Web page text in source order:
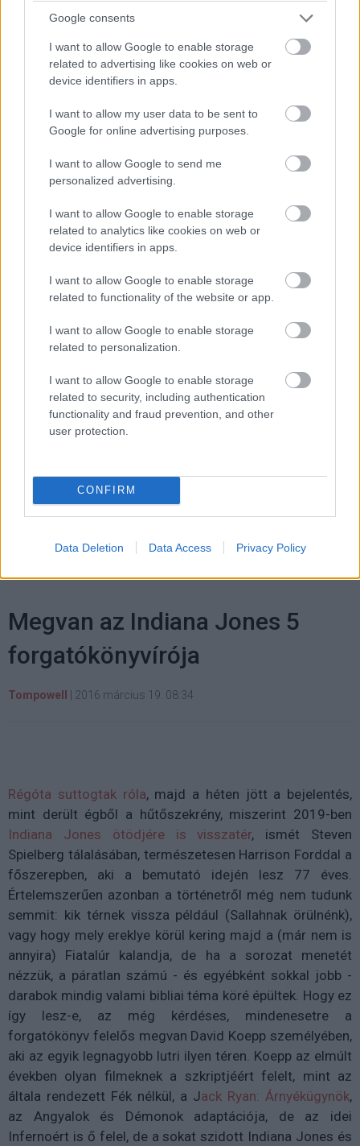
Google consents
I want to allow Google to enable storage
related to advertising like cookies on web or
device identifiers in apps.
I want to allow my user data to be sent to
Google for online advertising purposes.
I want to allow Google to send me
personalized advertising.
I want to allow Google to enable storage
related to analytics like cookies on web or
device identifiers in apps.
I want to allow Google to enable storage
related to functionality of the website or app.
I want to allow Google to enable storage
related to personalization.
I want to allow Google to enable storage
related to security, including authentication
functionality and fraud prevention, and other
user protection.
CONFIRM
Data Deletion Data Access Privacy Policy
rajongók. Dylan OBrien, a Teen Wolf sztárja, és egyben a
Pókember szerepéresúlyosan megsérült a young-adult
sci-fi legújabb részének a forgatása alatt Vancouverben,
Kanadában. Egy félresikerült akciójelenet forgatása
közben egy autó elütötte és több csontja is eltört.
Azonnal kórházba szállították a fiatal színészt, a
forgatást pedig leállították. Ahogy azt viszont nemrég a
filmek alapjául szolgáló regények írója, James Dashner
egy tweetben közölte, szerencsére az ifjú színész nem
szenvedett életveszélyes sérüléseket. Az útvesztő:
Halálkúra - amely csodával határos módon nem két
részre bontva érkezik - bemutatója 2017. február 17-én
lenne esedékes, de OBrien sérülése és a forgatás
leállása miatt lehet, hogy a gyártó 20th Century
távolból is mihamarabbi felépülést kívánunk!
I just want to let everyone know that yes, Dylan
was hurt, but that he’s going to be okay. Not life
threatening in any way.
— James Dashner (@jamesdashner)
that matters now is that Dylan recovers. We love you,
Dylan!!! — James Dashner (@jamesdashner)
március 18.
Megvan az Indiana Jones 5
forgatókönyvírója
Tompowell 2016 március 19. 08:34
Régóta suttogtak róla, majd a héten jött a bejelentés,
mint derült égből a hűtőszekrény, miszerint 2019-ben
Indiana Jones ötödjére is visszatér, ismét Steven
Spielberg tálalásában, természetesen Harrison Forddal a
főszerepben, aki a bemutató idején lesz 77 éves.
Értelemszerűen azonban a történetről még nem tudunk
semmit: kik térnek vissza például (Sallahnak örülnénk),
vagy hogy mely ereklye körül kering majd a (már nem is
annyira) Fiatalúr kalandja, de ha a sorozat menetét
nézzük, a páratlan számú - és egyébként sokkal jobb -
darabok mindig valami bibliai téma köré épültek. Hogy ez
így lesz-e, az még kérdéses, mindenesetre a
forgatókönyv felelős megvan David Koepp személyében,
aki az egyik legnagyobb lutri ilyen téren. Koepp az elmúlt
években olyan filmeknek a szkriptjéért felelt, mint az
általa rendezett Fék nélkül, a Jack Ryan: Árnyékügynök,
az Angyalok és Démonok adaptációja, de az idei
Infernoért is ő felel, de a sokat szidott Indiana Jones és